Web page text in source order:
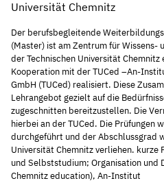
Universität Chemnitz
Der berufsbegleitende
(Master) ist am Zentrum für Wissens-
der Technischen Universität
Kooperation mit der TUCed –An-
GmbH (TUCed) realisiert. Diese
Lehrangebot gezielt auf die
zugeschnitten bereitzustellen. Die
hierbei an der TUCed. Die Prüfungen
durchgeführt und der Abschlussgrad
Universität Chemnitz verliehen. kurze
und Selbststudium; Organisation und
Chemnitz education), An-Institut